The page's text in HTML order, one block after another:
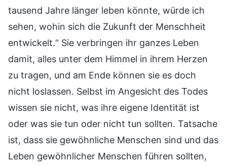
tausend Jahre länger leben könnte, würde ich
sehen, wohin sich die Zukunft der Menschheit
entwickelt.“ Sie verbringen ihr ganzes Leben
damit, alles unter dem Himmel in ihrem Herzen
zu tragen, und am Ende können sie es doch
nicht loslassen. Selbst im Angesicht des Todes
wissen sie nicht, was ihre eigene Identität ist
oder was sie tun oder nicht tun sollten. Tatsache
ist, dass sie gewöhnliche Menschen sind und das
Leben gewöhnlicher Menschen führen sollten,